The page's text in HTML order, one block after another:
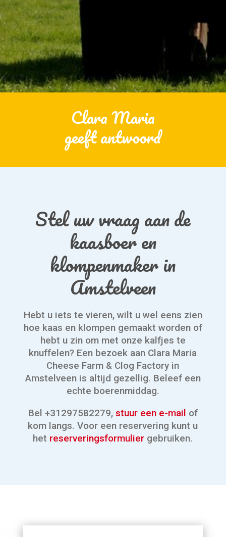
Clara Maria
geeft antwoord
Stel uw vraag aan de
kaasboer en
klompenmaker in
Amstelveen
Hebt u iets te vieren, wilt u wel eens zien
hoe kaas en klompen gemaakt worden of
hebt u zin om met onze kalfjes te
knuffelen? Een bezoek aan Clara Maria
Cheese Farm & Clog Factory in
Amstelveen is altijd gezellig. Beleef een
echte boerenmiddag.
Bel +31297582279, stuur een e-mail of
kom langs. Voor een reservering kunt u
het reserveringsformulier gebruiken.